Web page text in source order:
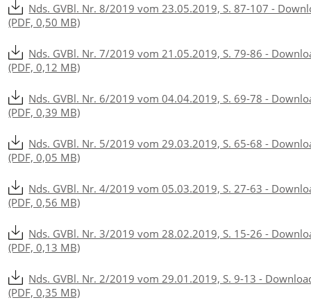
Nds. GVBl. Nr. 8/2019 vom 23.05.2019, S. 87-107 -
(PDF, 0,50 MB)
Nds. GVBl. Nr. 7/2019 vom 21.05.2019, S. 79-86 -
(PDF, 0,12 MB)
Nds. GVBl. Nr. 6/2019 vom 04.04.2019, S. 69-78 -
(PDF, 0,39 MB)
Nds. GVBl. Nr. 5/2019 vom 29.03.2019, S. 65-68 -
(PDF, 0,05 MB)
Nds. GVBl. Nr. 4/2019 vom 05.03.2019, S. 27-63 -
(PDF, 0,56 MB)
Nds. GVBl. Nr. 3/2019 vom 28.02.2019, S. 15-26 -
(PDF, 0,13 MB)
Nds. GVBl. Nr. 2/2019 vom 29.01.2019, S. 9-13 -
(PDF, 0,35 MB)